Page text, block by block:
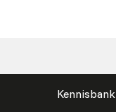
Kennisbank